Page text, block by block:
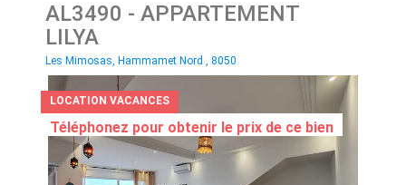
AL3490 - APPARTEMENT
LILYA
Les Mimosas, Hammamet Nord , 8050
LOCATION VACANCES
Téléphonez pour obtenir le prix de ce bien